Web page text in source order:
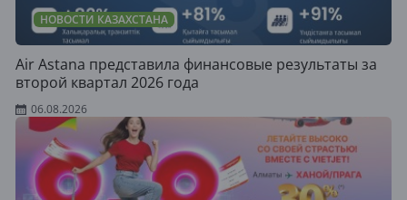
НОВОСТИ КАЗАХСТАНА
Air Astana представила финансовые результаты за
второй квартал 2026 года
06.08.2026